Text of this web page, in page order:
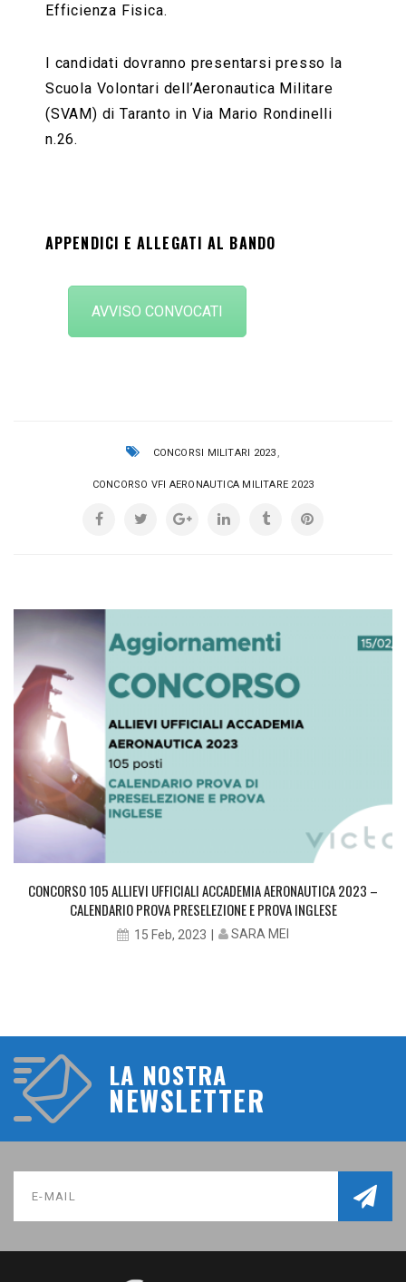
Efficienza Fisica.
I candidati dovranno presentarsi presso la
Scuola Volontari dell’Aeronautica Militare
(SVAM) di Taranto in Via Mario Rondinelli
n.26.
APPENDICI E ALLEGATI AL BANDO
AVVISO CONVOCATI
CONCORSI MILITARI 2023
CONCORSO VFI AERONAUTICA MILITARE 2023
CONCORSO 105 ALLIEVI UFFICIALI ACCADEMIA AERONAUTICA 2023 –
CALENDARIO PROVA PRESELEZIONE E PROVA INGLESE
15 Feb, 2023 SARA MEI
LA NOSTRA
NEWSLETTER